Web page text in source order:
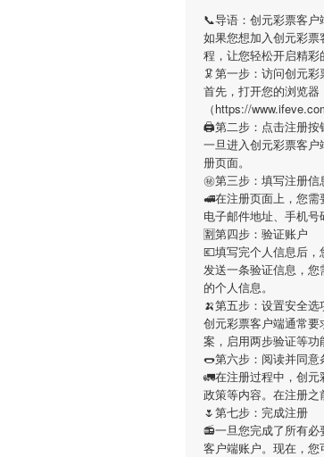
📞导语： 创元彩票客户
如果您想加入创元彩票
程，让您轻松开启精彩
🦑第一步：访问创元彩
首先，打开您的浏览器
（https://
🖨第二步：点击注册按
一旦进入创元彩票客户
册页面。
㊙第三步：填写注册信
🚅在注册页面上，您
电子邮件地址、手机号
🈹第四步：验证账户
💶填写完个人信息后，
发送一条验证信息，
的个人信息。
🍌第五步：设置安全选
创元彩票客户端通常要
案，启用两步验证等功
🌭第六步：阅读并同意
🚛在注册过程中， 创元
政策等内容。在注册之
🌷第七步：完成注册
📻一旦您完成了所有必
客户端账户。现在，您